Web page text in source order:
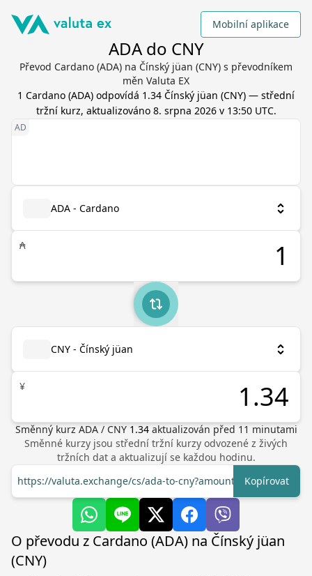
Mobilní aplikace
ADA do CNY
Převod Cardano (ADA) na Čínský jüan (CNY) s převodníkem
měn Valuta EX
1 Cardano (ADA) odpovídá 1.34 Čínský jüan (CNY) — střední
tržní kurz, aktualizováno 8. srpna 2026 v 13:50 UTC.
ADA - Cardano
₳
CNY - Čínský jüan
¥
Směnný kurz ADA/ CNY 1.34 aktualizován před 11 minutami
Směnné kurzy jsou střední tržní kurzy odvozené z živých
tržních dat a aktualizují se každou hodinu.
https://valuta.exchange/cs/ada-to-cny?amount=1Kopírovat
O převodu z Cardano (ADA) na Čínský jüan
(CNY)